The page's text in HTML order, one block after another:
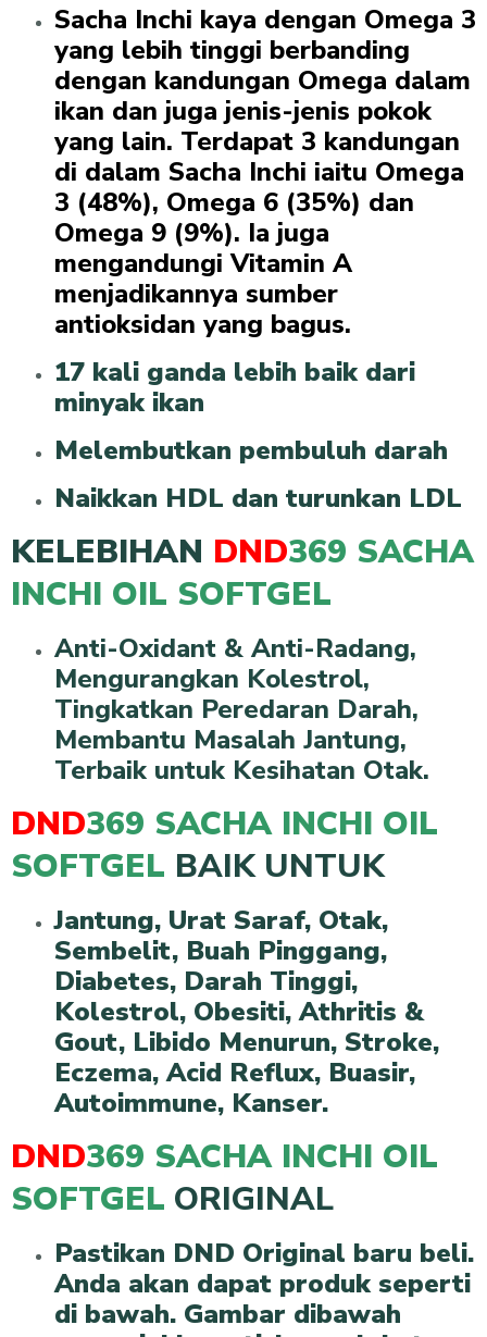
Sacha Inchi kaya dengan Omega 3
yang lebih tinggi berbanding
dengan kandungan Omega dalam
ikan dan juga jenis-jenis pokok
yang lain. Terdapat 3 kandungan
di dalam Sacha Inchi iaitu Omega
3 (48%), Omega 6 (35%) dan
Omega 9 (9%). Ia juga
mengandungi Vitamin A
menjadikannya sumber
antioksidan yang bagus.
17 kali ganda lebih baik dari
minyak ikan
Melembutkan pembuluh darah
Naikkan HDL dan turunkan LDL
KELEBIHAN DND369 SACHA
INCHI OIL SOFTGEL
Anti-Oxidant & Anti-Radang,
Mengurangkan Kolestrol,
Tingkatkan Peredaran Darah,
Membantu Masalah Jantung,
Terbaik untuk Kesihatan Otak.
DND369 SACHA INCHI OIL
SOFTGEL BAIK UNTUK
Jantung, Urat Saraf, Otak,
Sembelit, Buah Pinggang,
Diabetes, Darah Tinggi,
Kolestrol, Obesiti,Athritis &
Gout, Libido Menurun, Stroke,
Eczema,Acid Reflux, Buasir,
Autoimmune, Kanser.
DND369 SACHA INCHI OIL
SOFTGEL ORIGINAL
Pastikan DND Original baru beli.
Anda akan dapat produk seperti
di bawah. Gambar dibawah